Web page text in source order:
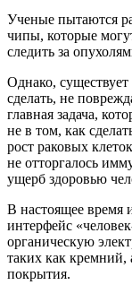
Ученые пытаются
чипы, которые
следить за
Однако, существует
сделать, не
главная задача,
не в том, как
рост раковых
не отторгалось
ущерб здоровью
В настоящее время
интерфейс
органическую
таких как
покрытия.